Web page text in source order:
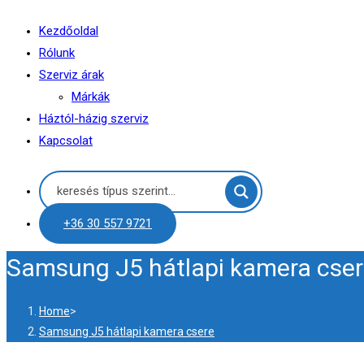
Kezdőoldal
Rólunk
Szerviz árak
Márkák
Háztól-házig szerviz
Kapcsolat
+36 30 557 9721
Samsung J5 hátlapi kamera
Home>
Samsung J5 hátlapi kamera csere